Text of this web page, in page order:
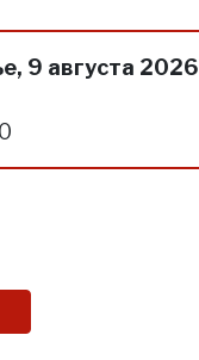
9 августа 2026